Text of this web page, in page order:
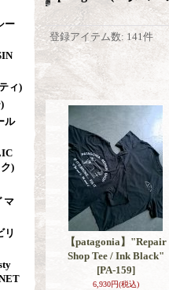
ー
ィ)
ル
)
マ
リ
登録アイテム数: 141件
【patagonia】"Repair
Shop Tee / Ink Black"
[PA-159]
6,930円(税込)